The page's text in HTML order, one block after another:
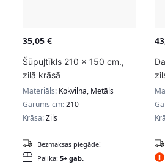
35,05 €
Šūpuļtīkls 210 x 150 cm.,
zilā krāsā
Materiāls: Kokvilna, Metāls
Garums cm:210
Krāsa:Zils
Palika: 5+ gab.
Bezmaksas piegāde!